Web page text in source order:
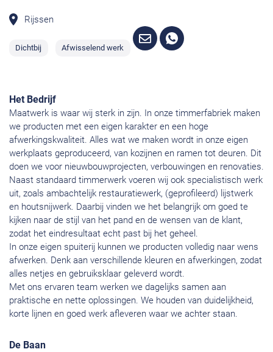
Rijssen
Dichtbij Afwisselend werk
Het Bedrijf
Maatwerk is waar wij sterk in zijn. In onze timmerfabriek maken
we producten met een eigen karakter en een hoge
afwerkingskwaliteit. Alles wat we maken wordt in onze eigen
werkplaats geproduceerd, van kozijnen en ramen tot deuren. Dit
doen we voor nieuwbouwprojecten, verbouwingen en renovaties.
Naast standaard timmerwerk voeren wij ook specialistisch werk
uit, zoals ambachtelijk restauratiewerk, (geprofileerd) lijstwerk
en houtsnijwerk. Daarbij vinden we het belangrijk om goed te
kijken naar de stijl van het pand en de wensen van de klant,
zodat het eindresultaat echt past bij het geheel.
In onze eigen spuiterij kunnen we producten volledig naar wens
afwerken. Denk aan verschillende kleuren en afwerkingen, zodat
alles netjes en gebruiksklaar geleverd wordt.
Met ons ervaren team werken we dagelijks samen aan
praktische en nette oplossingen. We houden van duidelijkheid,
korte lijnen en goed werk afleveren waar we achter staan.
De Baan